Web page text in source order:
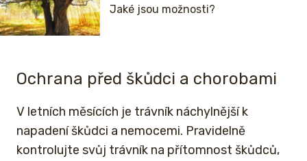
Jaké jsou možnosti?
Ochrana před škůdci a chorobami
V letních měsících je trávník náchylnější k
napadení škůdci a nemocemi. Pravidelně
kontrolujte svůj trávník na přítomnost škůdců,